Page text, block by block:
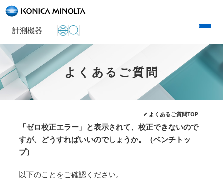
計測機器
よくあるご質問
よくあるご質問TOP
「ゼロ校正エラー」と表示されて、校正できないので
すが、どうすればいいのでしょうか。（ベンチトッ
プ）
以下のことをご確認ください。